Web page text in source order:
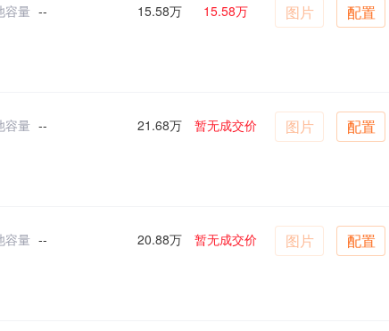
容量 -- 15.58万 15.58万 图片 配置
容量 -- 21.68万 暂无成交价 图片 配置
容量 -- 20.88万 暂无成交价 图片 配置